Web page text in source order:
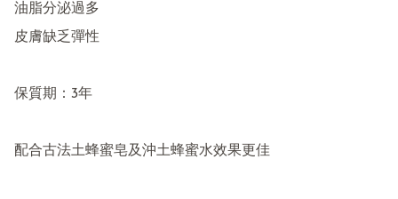
油脂分泌過多
皮膚缺乏彈性
保質期：3年
配合古法土蜂蜜皂及沖土蜂蜜水效果更佳